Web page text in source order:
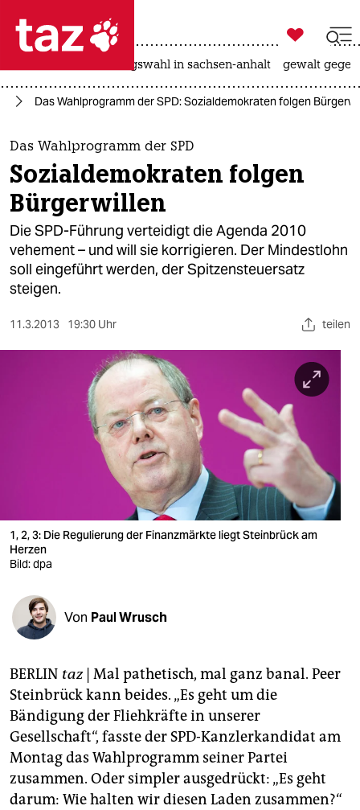
 taz zahl ich
taz zahl ich
themen
politik
öko
gesellschaft
kultur
sport
veranstaltungen
shop
fragen & hilfe
unterstützen
genossenschaft
epaper login

taz zahl ich
landtagswahl in sachsen-anhalt gewalt
Das Wahlprogramm der SPD: Sozialdemokraten folgen
Das Wahlprogramm der SPD
Sozialdemokraten folgen
Bürgerwillen
Die SPD-Führung verteidigt die Agenda 2010
vehement – und will sie korrigieren. Der Mindestlohn
soll eingeführt werden, der Spitzensteuersatz
steigen.
11.3.2013 19:30 Uhr teilen
1, 2, 3: Die Regulierung der Finanzmärkte liegt Steinbrück am
Herzen
Bild: dpa
Von Paul Wrusch
BERLIN taz| Mal pathetisch, mal ganz banal. Peer
Steinbrück kann beides. „Es geht um die
Bändigung der Fliehkräfte in unserer
Gesellschaft“, fasste der SPD-Kanzlerkandidat am
Montag das Wahlprogramm seiner Partei
zusammen. Oder simpler ausgedrückt: „Es geht
darum: Wie halten wir diesen Laden zusammen?“